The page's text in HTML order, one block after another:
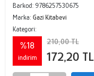
Barkod: 9786257530675
Marka: Gazi Kitabevi
Kategori:
%18
indirim
210,00 TL
172,20 TL